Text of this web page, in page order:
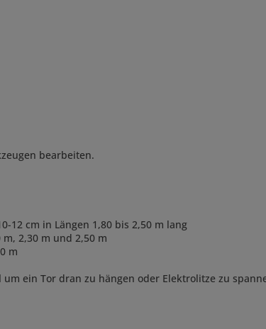
bearbeiten.
12 cm in Längen 1,80 bis 2,50 m lang
2,30 m und 2,50 m
m
ein Tor dran zu hängen oder Elektrolitze zu